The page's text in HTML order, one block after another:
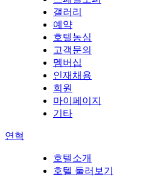
갤러리
예약
호텔농심
고객문의
멤버십
인재채용
회원
마이페이지
기타
연혁
호텔소개
호텔 둘러보기